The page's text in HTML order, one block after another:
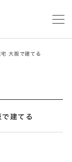
メ
大阪で建てる
建てる